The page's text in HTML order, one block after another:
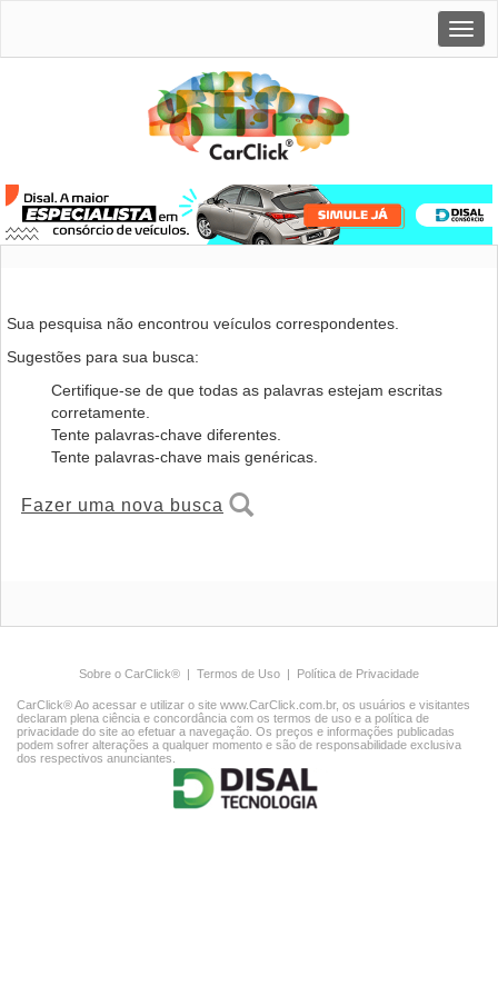
Sua pesquisa não encontrou veículos correspondentes.
Sugestões para sua busca:
Certifique-se de que todas as palavras estejam escritas
corretamente.
Tente palavras-chave diferentes.
Tente palavras-chave mais genéricas.
Fazer uma nova busca
Sobre o CarClick® | Termos de Uso | Política de Privacidade
CarClick® Ao acessar e utilizar o site www.CarClick.com.br, os usuários e visitantes
declaram plena ciência e concordância com os termos de uso e a política de
privacidade do site ao efetuar a navegação. Os preços e informações publicadas
podem sofrer alterações a qualquer momento e são de responsabilidade exclusiva
dos respectivos anunciantes.